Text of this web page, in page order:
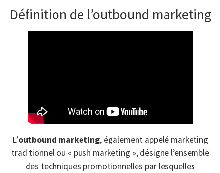
Définition de l’outbound marketing
L’outbound marketing, également appelé marketing
traditionnel ou « push marketing », désigne l’ensemble
des techniques promotionnelles par lesquelles